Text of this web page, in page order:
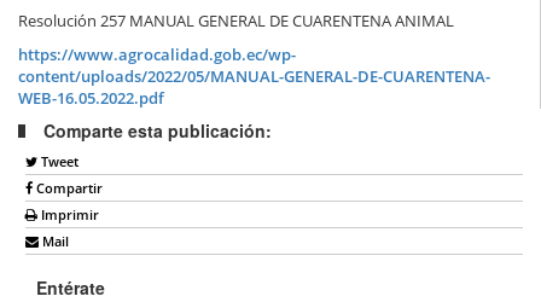
Resolución 257 MANUAL GENERAL DE CUARENTENA ANIMAL
https://www.agrocalidad.gob.ec/wp-
content/uploads/2022/05/MANUAL-GENERAL-DE-CUARENTENA-
WEB-16.05.2022.pdf
Comparte esta publicación:
Tweet
Compartir
Imprimir
Mail
Entérate